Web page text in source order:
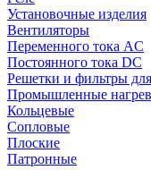
Установочные изделия
Вентиляторы
Переменного тока AC
Постоянного тока DC
Решетки и фильтры
Промышленные
Кольцевые
Сопловые
Плоские
Патронные